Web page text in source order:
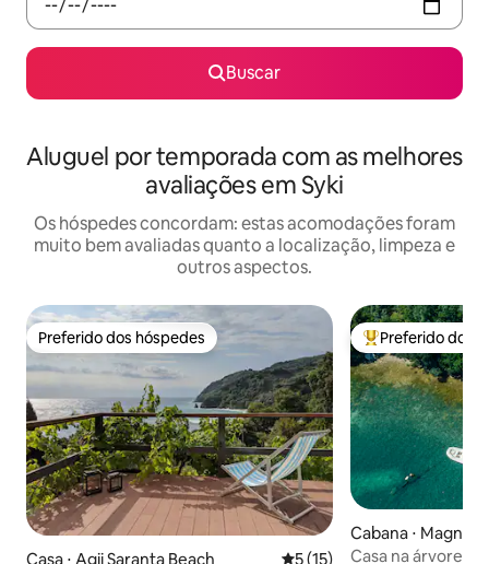
Buscar
Aluguel por temporada com as melhores
avaliações em Syki
Os hóspedes concordam: estas acomodações foram
muito bem avaliadas quanto a localização, limpeza e
outros aspectos.
Preferido dos hóspedes
Preferido dos hóspedes
Casa ⋅ Agii Saranta Beach 5 de uma avaliação média
5 (15)
Entre os
Preferido dos
Cabana ⋅
Casa na árvore à